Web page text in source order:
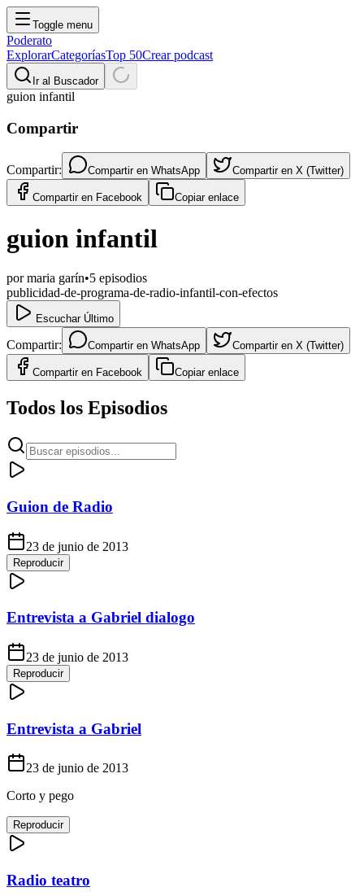
Toggle menu
Poderato
ExplorarCategoríasTop 50Crear podcast
Ir al Buscador
guion infantil
Compartir
Compartir: Compartir en WhatsApp Compartir en X (Twitter)
Compartir en Facebook Copiar enlace
guion infantil
pormaria garín•5 episodios
publicidad-de-programa-de-radio-infantil-con-efectos
Escuchar Último
Compartir: Compartir en WhatsApp Compartir en X (Twitter)
Compartir en Facebook Copiar enlace
Todos los Episodios
Guion de Radio
23 de junio de 2013
Reproducir
Entrevista a Gabriel dialogo
23 de junio de 2013
Reproducir
Entrevista a Gabriel
23 de junio de 2013
Corto y pego
Reproducir
Radio teatro